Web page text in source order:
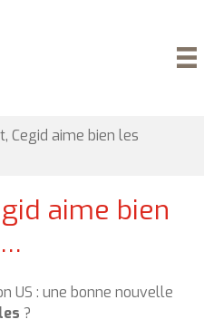
Cegid aime bien les
aime bien
US : une bonne nouvelle
?